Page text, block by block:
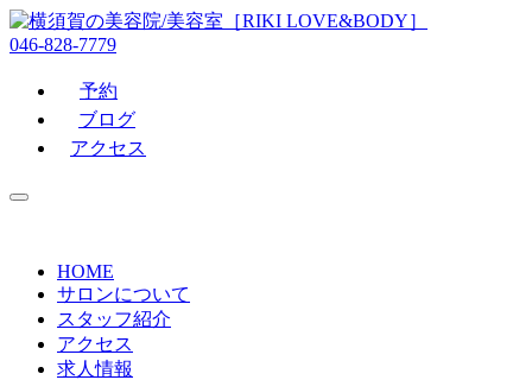
046-828-7779
予約
ブログ
アクセス
HOME
サロンについて
スタッフ紹介
アクセス
求人情報